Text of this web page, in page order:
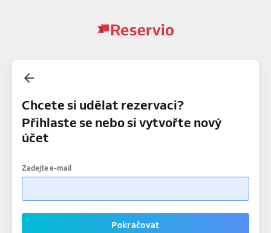
Chcete si udělat rezervaci?
Přihlaste se nebo si vytvořte nový
účet
Zadejte e-mail
Pokračovat